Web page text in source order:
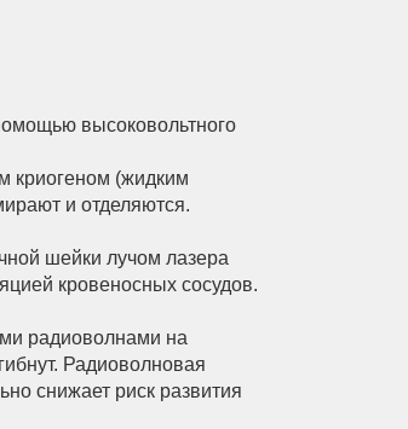
высоковольтного
криогеном (жидким
и отделяются.
шейки лучом лазера
кровеносных сосудов.
радиоволнами на
Радиоволновая
снижает риск развития